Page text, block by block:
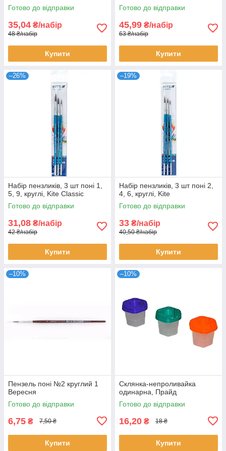
Готово до відправки
35,04 ₴/набір
48 ₴/набір
Купити
Готово до відправки
45,99 ₴/набір
63 ₴/набір
Купити
–26%
Набір пензликів, 3 шт поні 1,
5, 9, круглі, Kite Classic
Готово до відправки
31,08 ₴/набір
42 ₴/набір
Купити
–19%
Набір пензликів, 3 шт поні 2,
4, 6, круглі, Kite
Готово до відправки
33 ₴/набір
40,50 ₴/набір
Купити
–10%
Пензель поні №2 круглий 1
Вересня
Готово до відправки
6,75 ₴ 7,50 ₴
Купити
–10%
Склянка-непроливайка
одинарна, Прайд
Готово до відправки
16,20 ₴ 18 ₴
Купити